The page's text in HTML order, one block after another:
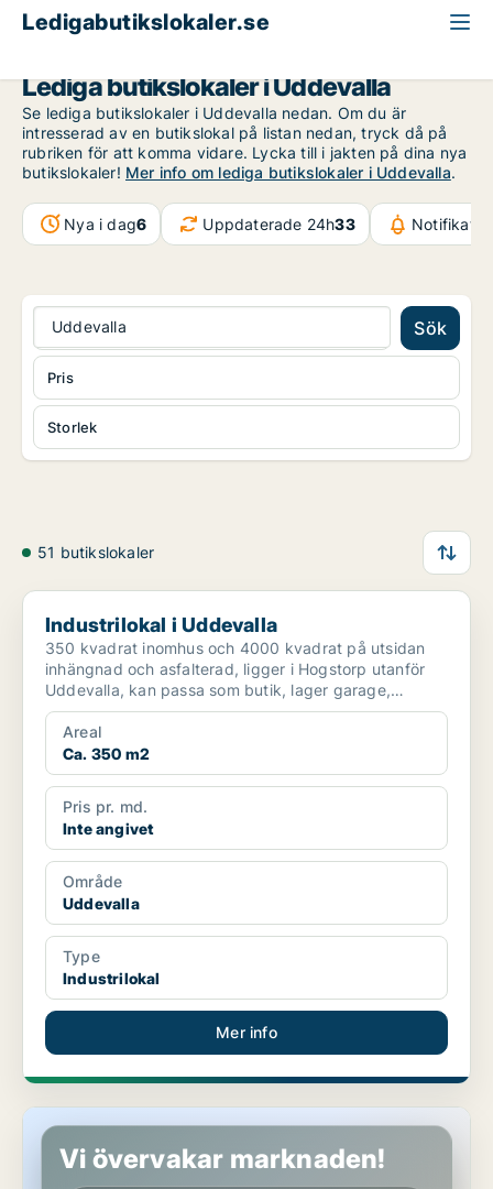
Ledigabutikslokaler.se
Lediga butikslokaler i Uddevalla
Se lediga butikslokaler i Uddevalla nedan. Om du är
intresserad av en butikslokal på listan nedan, tryck då på
rubriken för att komma vidare. Lycka till i jakten på dina nya
butikslokaler! Mer info om lediga butikslokaler i Uddevalla.
Nya i dag6 Uppdaterade 24h33
Uddevalla Sök
Storlek
Pris
51 butikslokaler
Industrilokal i Uddevalla
Industrilokal i Uddevalla
350 kvadrat inomhus och 4000 kvadrat på utsidan
inhängnad och asfalterad, ligger i Hogstorp utanför
Uddevalla, kan passa som butik, lager garage,
verkstad, u...
Areal
Ca. 350 m2
Pris pr. md.
Inte angivet
Område
Uddevalla
Type
Industrilokal
Mer info
Butikslokal i Uddevalla
Vi övervakar marknaden!